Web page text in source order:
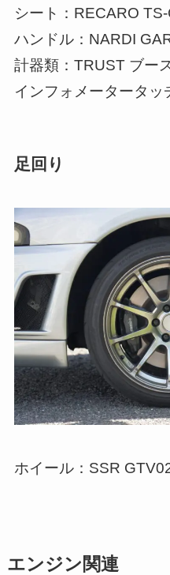
シート：RECARO TS-
ハンドル：NARDI
計器類：TRUST ブー
インフォメータータ
足回り
ホイール：SSR
エンジン関連